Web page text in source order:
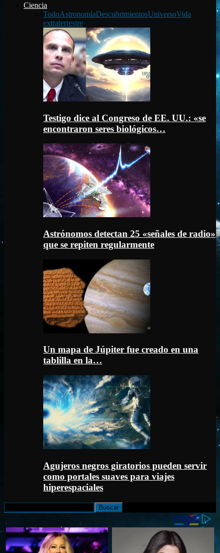
Ciencia
TodoAstronomíaDescubrimientosUniversoVida
extraterrestre
Testigo dice al Congreso de EE. UU.: «se
encontraron seres biológicos…
Astrónomos detectan 25 «señales de radio»
que se repiten regularmente
Un mapa de Júpiter fue creado en una
tablilla en la…
Agujeros negros giratorios pueden servir
como portales suaves para viajes
hiperespaciales